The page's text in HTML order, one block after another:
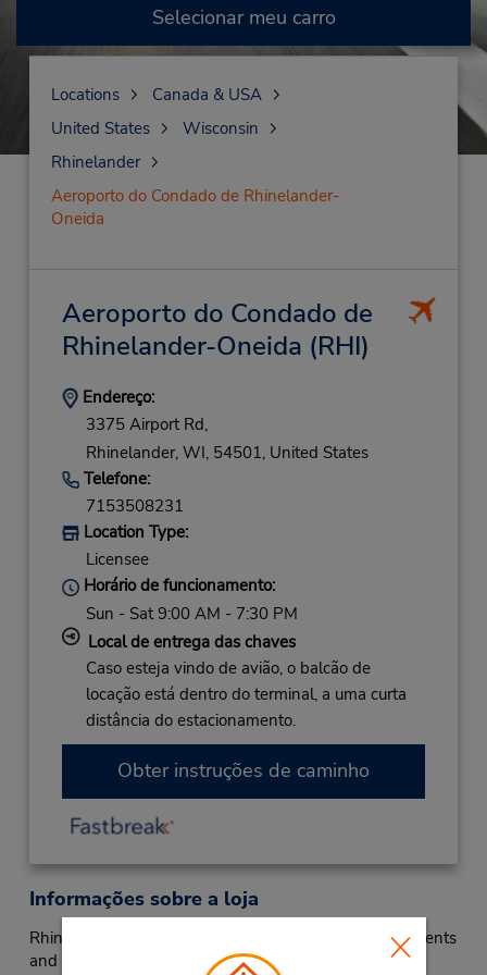
Selecionar meu carro
Locations
Canada & USA
United States
Wisconsin
Rhinelander
Aeroporto do Condado de Rhinelander-
Oneida
Aeroporto do Condado de
Rhinelander-Oneida (RHI)
Endereço:
3375 Airport Rd,
Rhinelander, WI, 54501, United States
Telefone:
7153508231
Location Type:
Licensee
Horário de funcionamento:
Sun - Sat 9:00 AM - 7:30 PM
Local de entrega das chaves
Caso esteja vindo de avião, o balcão de
locação está dentro do terminal, a uma curta
distância do estacionamento.
Obter instruções de caminho
Informações sobre a loja
Rhinelander is a small community of about 8,000 residents
and an important hub for the Wisconsin Northwoods.